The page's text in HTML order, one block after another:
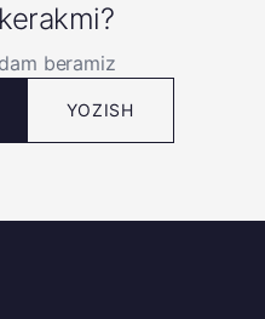
beramiz
YOZISH